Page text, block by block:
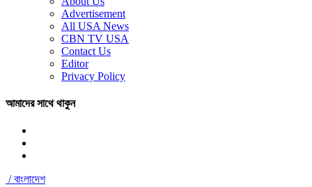
Advertisement
All USA News
CBN TV USA
Contact Us
Editor
Privacy Policy
আমাদের সাথে থাকুন
/বাংলাদেশ